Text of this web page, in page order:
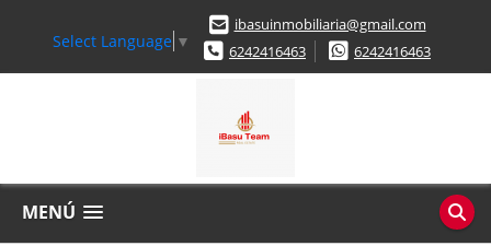
Select Language ▼
ibasuinmobiliaria@gmail.com
6242416463
6242416463
MENÚ